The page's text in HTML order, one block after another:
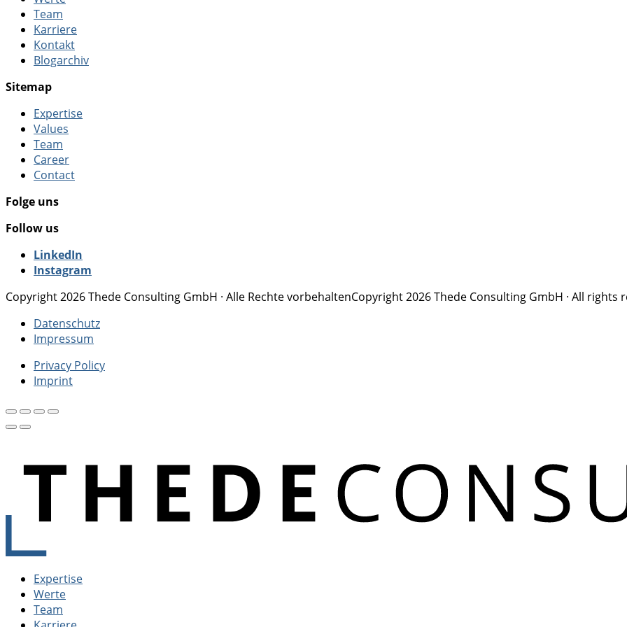
Team
Karriere
Kontakt
Blogarchiv
Sitemap
Expertise
Values
Team
Career
Contact
Folge uns
Follow us
LinkedIn
Instagram
Copyright 2026 Thede Consulting GmbH · Alle Rechte vorbehaltenCopyright 2026 Thede Consulting GmbH · All rights
Datenschutz
Impressum
Privacy Policy
Imprint
Expertise
Werte
Team